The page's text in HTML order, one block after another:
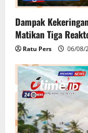
Dampak
Matikan Tiga
Ratu Pers 06/08/